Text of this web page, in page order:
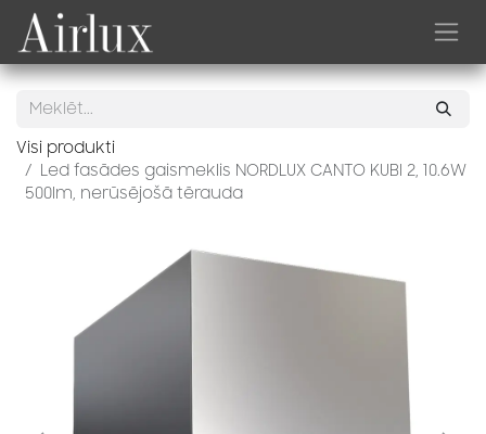
Skip to Content
Visi produkti
Led fasādes gaismeklis NORDLUX CANTO KUBI 2, 10.6W
500lm, nerūsējošā tērauda